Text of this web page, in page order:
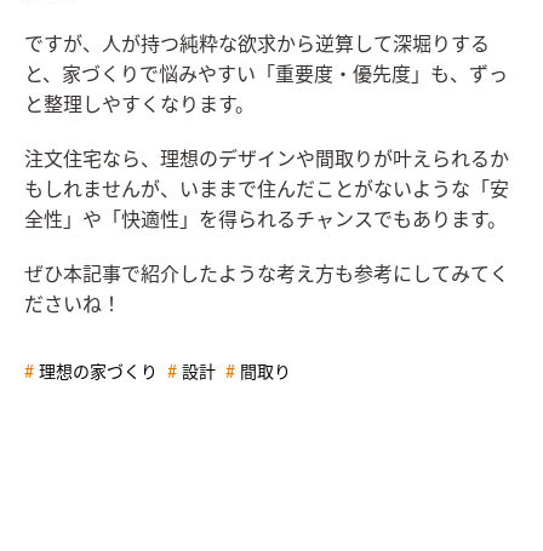
ですが、人が持つ純粋な欲求から逆算して深堀りする
と、家づくりで悩みやすい「重要度・優先度」も、ずっ
と整理しやすくなります。
注文住宅なら、理想のデザインや間取りが叶えられるか
もしれませんが、いままで住んだことがないような「安
全性」や「快適性」を得られるチャンスでもあります。
ぜひ本記事で紹介したような考え方も参考にしてみてく
ださいね！
理想の家づくり 設計 間取り